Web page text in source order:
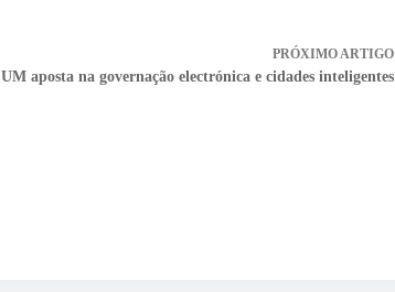
PRÓXIMOARTIGO
UM aposta na governação electrónica e cidades inteligentes